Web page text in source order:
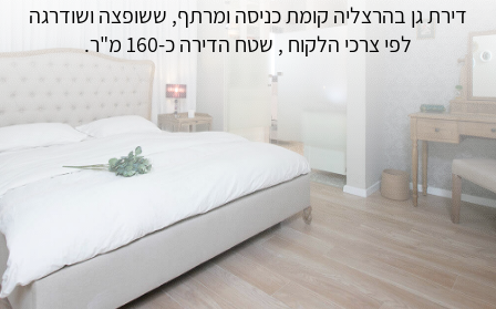
דירת גן בהרצליה קומת כניסה ומרתף, ששופצה ושודרגה
לפי צרכי הלקוח , שטח הדירה כ-160 מ"ר.